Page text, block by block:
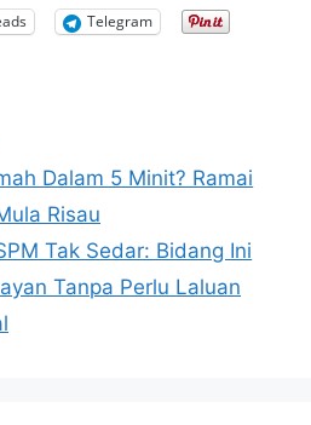
Telegram
Dalam 5 Minit? Ramai
Risau
Tak Sedar: Bidang Ini
Tanpa Perlu Laluan